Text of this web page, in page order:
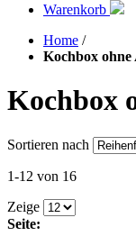
Warenkorb
Home /
Kochbox ohne
Kochbox
Sortieren nach
1-12 von 16
Zeige
Seite: